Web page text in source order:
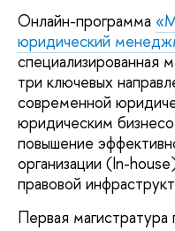
Онлайн-программа
юридический
специализированная
три ключевых
современной
юридическим
повышение
организации (In-
правовой
Первая